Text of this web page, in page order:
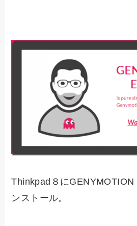
Thinkpad８にGENYMOTION
ンストール。